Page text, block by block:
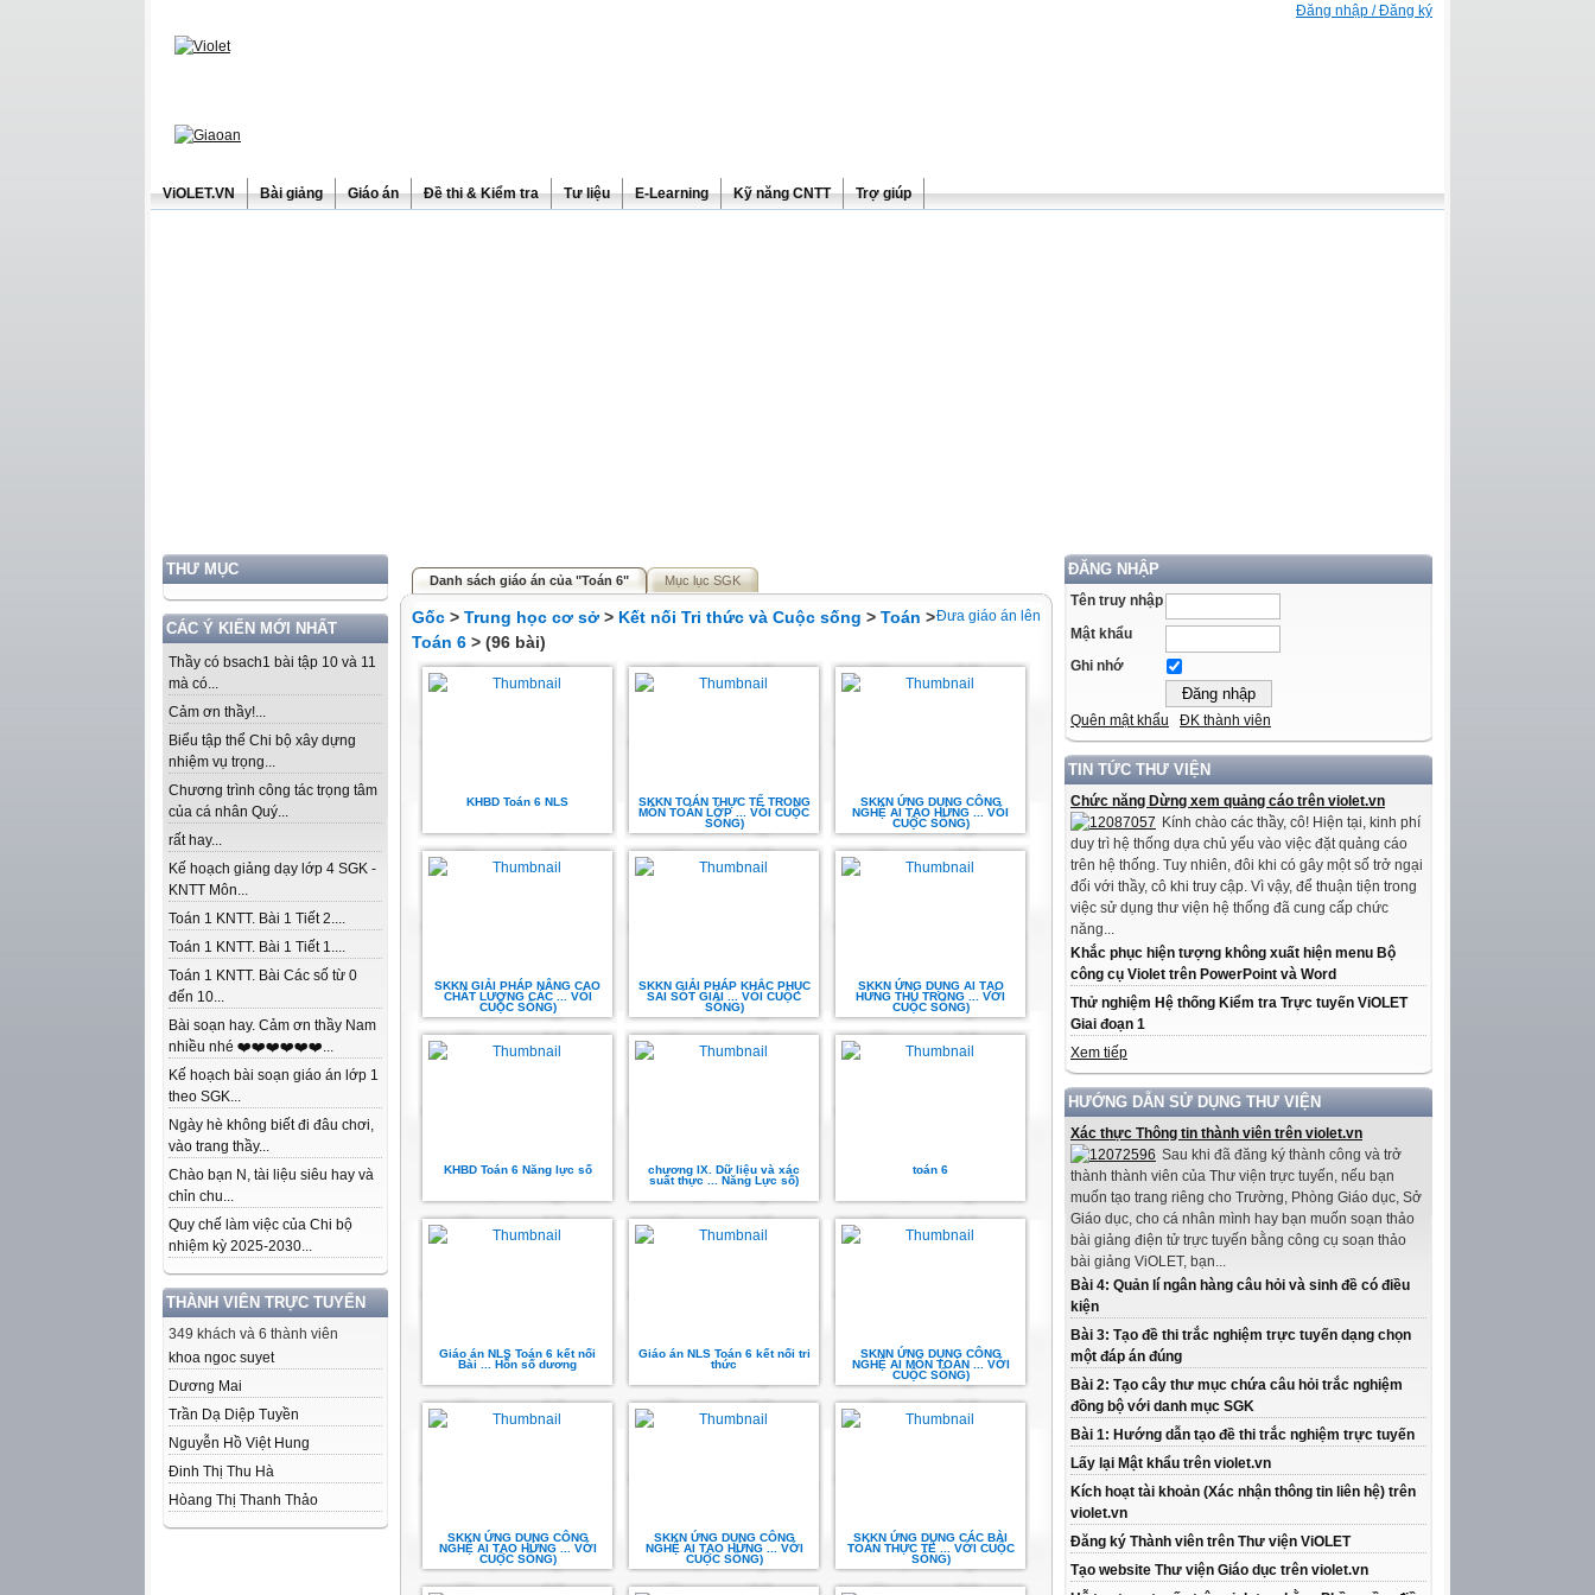
Đăng nhập / Đăng ký
ViOLET.VN Bài giảng Giáo án Đề thi & Kiểm tra Tư liệu E-Learning Kỹ năng CNTT Trợ giúp
THƯ MỤC
CÁC Ý KIẾN MỚI NHẤT
Thầy có bsach1 bài tập 10 và 11
mà có...
Cảm ơn thầy!...
Biểu tập thể Chi bộ xây dựng
nhiệm vụ trọng...
Chương trình công tác trọng tâm
của cá nhân Quý...
rất hay...
Kế hoạch giảng dạy lớp 4 SGK -
KNTT Môn...
Toán 1 KNTT. Bài 1 Tiết 2....
Toán 1 KNTT. Bài 1 Tiết 1....
Toán 1 KNTT. Bài Các số từ 0
đến 10...
Bài soạn hay. Cảm ơn thầy Nam
nhiều nhé ❤️❤️❤️❤️❤️❤️...
Kế hoạch bài soạn giáo án lớp 1
theo SGK...
Ngày hè không biết đi đâu chơi,
vào trang thầy...
Chào bạn N, tài liệu siêu hay và
chỉn chu...
Quy chế làm việc của Chi bộ
nhiệm kỳ 2025-2030...
THÀNH VIÊN TRỰC TUYẾN
349 khách và 6 thành viên
khoa ngoc suyet
Dương Mai
Trần Dạ Diệp Tuyền
Nguyễn Hồ Việt Hung
Đinh Thị Thu Hà
Hòang Thị Thanh Thảo
ĐĂNG NHẬP
Tên truy nhập
Mật khẩu
Ghi nhớ
Quên mật khẩu ĐK thành viên
TIN TỨC THƯ VIỆN
Chức năng Dừng xem quảng cáo trên violet.vn
Kính chào các thầy, cô! Hiện tại, kinh phí
duy trì hệ thống dựa chủ yếu vào việc đặt quảng cáo
trên hệ thống. Tuy nhiên, đôi khi có gây một số trở ngại
đối với thầy, cô khi truy cập. Vì vậy, để thuận tiện trong
việc sử dụng thư viện hệ thống đã cung cấp chức
năng...
Khắc phục hiện tượng không xuất hiện menu Bộ
công cụ Violet trên PowerPoint và Word
Thử nghiệm Hệ thống Kiểm tra Trực tuyến ViOLET
Giai đoạn 1
Xem tiếp
HƯỚNG DẪN SỬ DỤNG THƯ VIỆN
Xác thực Thông tin thành viên trên violet.vn
Sau khi đã đăng ký thành công và trở
thành thành viên của Thư viện trực tuyến, nếu bạn
muốn tạo trang riêng cho Trường, Phòng Giáo dục, Sở
Giáo dục, cho cá nhân mình hay bạn muốn soạn thảo
bài giảng điện tử trực tuyến bằng công cụ soạn thảo
bài giảng ViOLET, bạn...
Bài 4: Quản lí ngân hàng câu hỏi và sinh đề có điều
kiện
Bài 3: Tạo đề thi trắc nghiệm trực tuyến dạng chọn
một đáp án đúng
Bài 2: Tạo cây thư mục chứa câu hỏi trắc nghiệm
đồng bộ với danh mục SGK
Bài 1: Hướng dẫn tạo đề thi trắc nghiệm trực tuyến
Lấy lại Mật khẩu trên violet.vn
Kích hoạt tài khoản (Xác nhận thông tin liên hệ) trên
violet.vn
Đăng ký Thành viên trên Thư viện ViOLET
Tạo website Thư viện Giáo dục trên violet.vn
Danh sách giáo án của "Toán 6" Mục lục SGK
Đưa giáo án lên
Gốc > Trung học cơ sở > Kết nối Tri thức và Cuộc sống > Toán >
Toán 6 > (96 bài)
KHBD Toán 6 NLS
SKKN TOÁN THỰC TẾ TRONG
MÔN TOÁN LỚP ... VÓI CUỘC
SỐNG)
SKKN ỨNG DỤNG CÔNG
NGHỆ AI TẠO HỨNG ... VÓI
CUỘC SỐNG)
SKKN GIẢI PHÁP NÂNG CAO
CHẤT LƯỢNG CÁC ... VÓI
CUỘC SỐNG)
SKKN GIẢI PHÁP KHẮC PHỤC
SAI SÓT GIẢI ... VÓI CUỘC
SỐNG)
SKKN ỨNG DỤNG AI TẠO
HỨNG THÚ TRONG ... VỚI
CUỘC SỐNG)
KHBD Toán 6 Năng lực số
chương IX. Dữ liệu và xác
suất thực ... Năng Lực số)
toán 6
Giáo án NLS Toán 6 kết nối
Bài ... Hỗn số dương
Giáo án NLS Toán 6 kết nối tri
thức
SKNN ỨNG DỤNG CÔNG
NGHỆ AI MÔN TOÁN ... VỚI
CUỘC SỐNG)
SKKN ỨNG DỤNG CÔNG
NGHỆ AI TẠO HỨNG ... VỚI
CUỘC SỐNG)
SKKN ỨNG DỤNG CÔNG
NGHỆ AI TẠO HỨNG ... VỚI
CUỘC SỐNG)
SKKN ỨNG DỤNG CÁC BÀI
TOÁN THỰC TẾ ... VỚI CUỘC
SỐNG)